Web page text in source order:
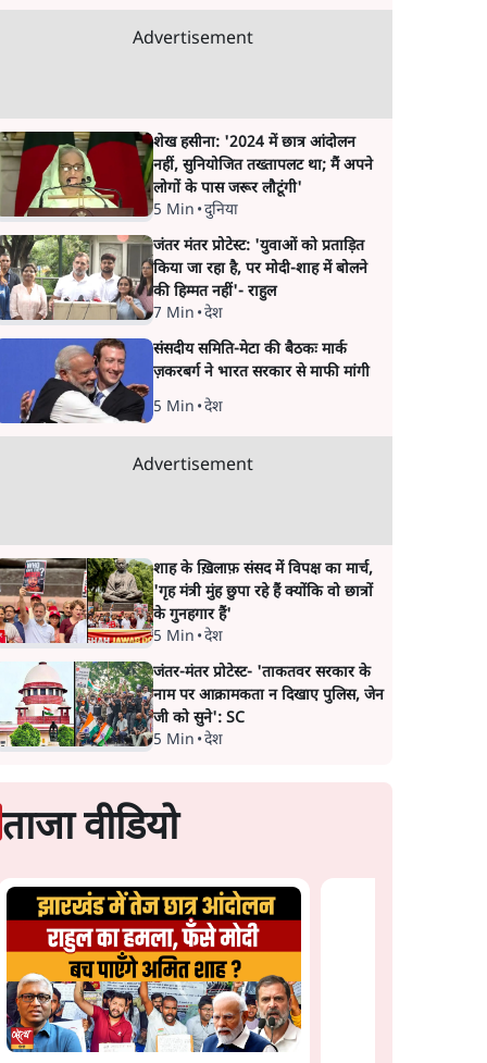
&
Why is Amit Shah
Hiding? जवाबदेही से बच
रही Modi Govt या कोई
नई चाल? | The Daily
Show
Advertisement
शेख हसीना: '2024 में छात्र आंदोलन
नहीं, सुनियोजित तख्तापलट था; मैं अपने
लोगों के पास जरूर लौटूंगी'
5 Min •दुनिया
जंतर मंतर प्रोटेस्ट: 'युवाओं को प्रताड़ित
किया जा रहा है, पर मोदी-शाह में बोलने
की हिम्मत नहीं'- राहुल
7 Min •देश
संसदीय समिति-मेटा की बैठकः मार्क
ज़करबर्ग ने भारत सरकार से माफी मांगी
5 Min •देश
Advertisement
शाह के ख़िलाफ़ संसद में विपक्ष का मार्च,
'गृह मंत्री मुंह छुपा रहे हैं क्योंकि वो छात्रों
के गुनहगार हैं'
5 Min •देश
जंतर-मंतर प्रोटेस्ट- 'ताकतवर सरकार के
नाम पर आक्रामकता न दिखाए पुलिस, जेन
जी को सुने': SC
5 Min •देश
ताजा वीडियो